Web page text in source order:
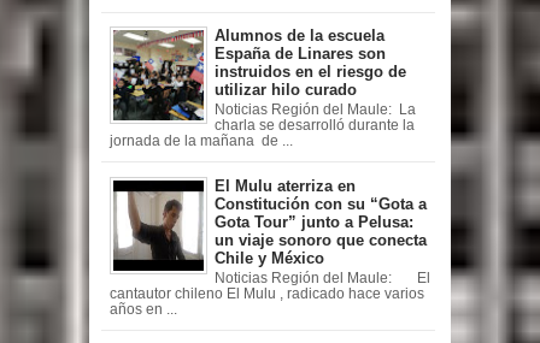
Alumnos de la escuela
España de Linares son
instruidos en el riesgo de
utilizar hilo curado
Noticias Región del Maule: La
charla se desarrolló durante la
jornada de la mañana de ...
El Mulu aterriza en
Constitución con su “Gota a
Gota Tour” junto a Pelusa:
un viaje sonoro que conecta
Chile y México
Noticias Región del Maule: El
cantautor chileno El Mulu , radicado hace varios
años en ...